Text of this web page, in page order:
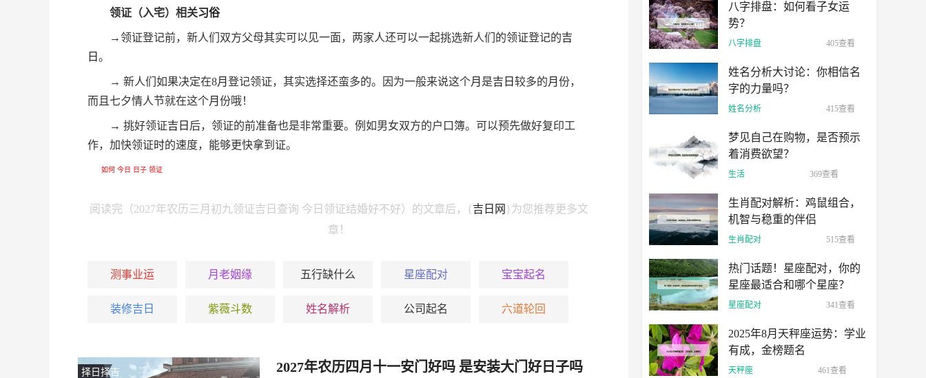
领证（入宅）相关习俗
→领证登记前，新人们双方父母其实可以见一面，两家人还可以一起挑选新人们的领证登记的吉
日 。
→ 新人们如果决定在8月 登记领证，其实选择还蛮多的。因为一般来说这个月 是吉 日 较多的月 份，
而且七夕情人节就在这个月 份哦！
→ 挑好领证吉 日 后，领证的前准备也是非常重要。例如男女双方的户口簿。可以预先做好复印工
作，加快领证时的速度，能够更快拿到证。
如何 今日 日子 领证
阅读完（2027年农历三月初九领证吉日查询 今日领证结婚好不好）的文章后，{吉日网 }为您推荐更多文
章！
测事业运 月老姻缘 五行缺什么 星座配对 宝宝起名
装修吉日 紫薇斗数 姓名解析 公司起名 六道轮回
择日择吉 2027年农历四月十一安门好吗 是安装大门好日子吗
八字排盘：如何看子女运
势？
八字排盘 405查看
姓名分析大讨论：你相信名
字的力量吗？
姓名分析 415查看
梦见自己在购物，是否预示
着消费欲望？
生活 369查看
生肖配对解析：鸡鼠组合，
机智与稳重的伴侣
生肖配对 515查看
热门话题！星座配对，你的
星座最适合和哪个星座？
星座配对 341查看
2025年8月天秤座运势：学业
有成，金榜题名
天秤座 461查看